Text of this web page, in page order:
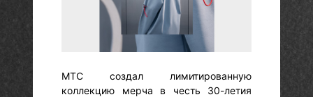
МТС создал лимитированную
коллекцию мерча в честь 30-летия